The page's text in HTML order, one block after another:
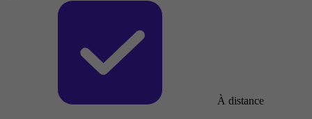
À distance